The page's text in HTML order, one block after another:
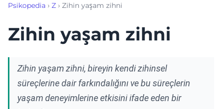
Psikopedia › Z › Zihin yaşam zihni
Zihin yaşam zihni
Zihin yaşam zihni, bireyin kendi zihinsel
süreçlerine dair farkındalığını ve bu süreçlerin
yaşam deneyimlerine etkisini ifade eden bir